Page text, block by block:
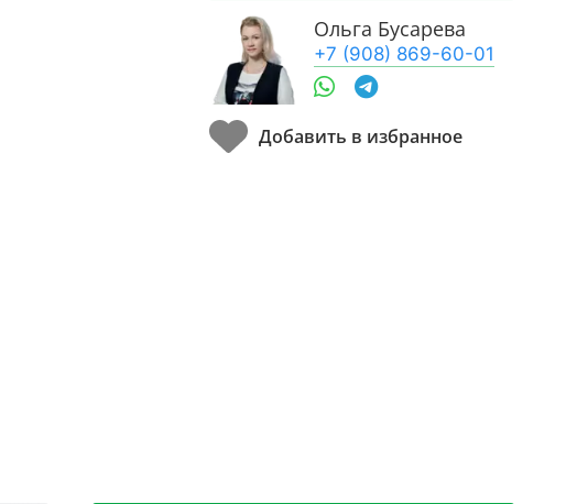
Ольга Бусарева
+7 (908) 869-60-01